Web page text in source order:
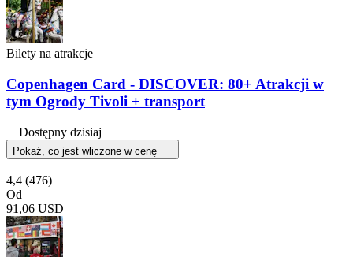
Bilety na atrakcje
Copenhagen Card - DISCOVER: 80+ Atrakcji w
tym Ogrody Tivoli + transport
Dostępny dzisiaj
Pokaż, co jest wliczone w cenę
4,4 (476)
Od
91,06 USD